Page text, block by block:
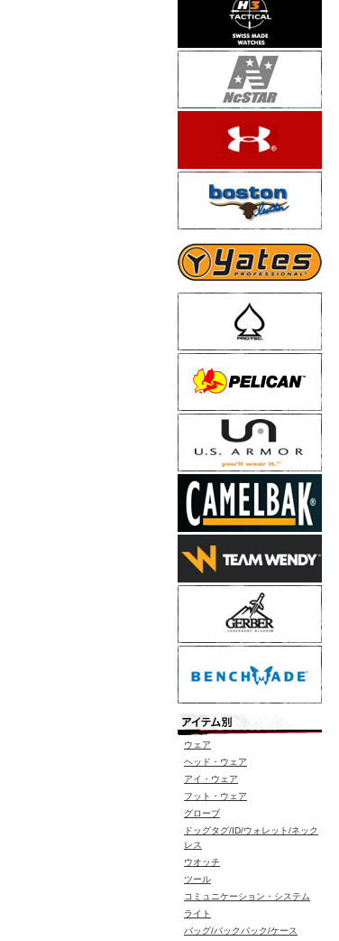
ウェア
ヘッド・ウェア
アイ・ウェア
フット・ウェア
グローブ
ドッグタグ/ID/ウォレット/ネック
レス
ウオッチ
ツール
コミュニケーション・システム
ライト
バッグ/バックパック/ケース